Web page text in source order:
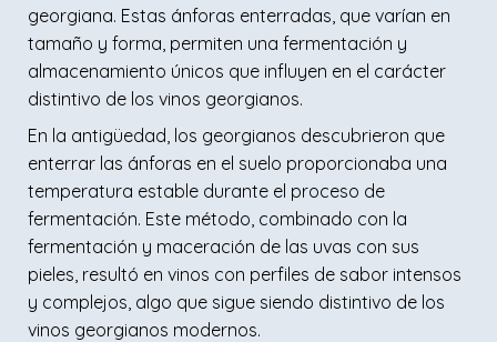
georgiana. Estas ánforas enterradas, que varían en
tamaño y forma, permiten una fermentación y
almacenamiento únicos que influyen en el carácter
distintivo de los vinos georgianos.
En la antigüedad, los georgianos descubrieron que
enterrar las ánforas en el suelo proporcionaba una
temperatura estable durante el proceso de
fermentación. Este método, combinado con la
fermentación y maceración de las uvas con sus
pieles, resultó en vinos con perfiles de sabor intensos
y complejos, algo que sigue siendo distintivo de los
vinos georgianos modernos.